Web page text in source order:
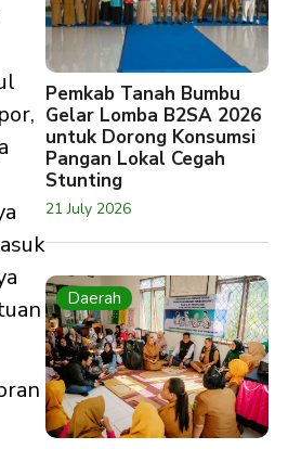
Pemkab Tanah Bumbu
Gelar Lomba B2SA 2026
untuk Dorong Konsumsi
Pangan Lokal Cegah
Stunting
21 July 2026
Daerah